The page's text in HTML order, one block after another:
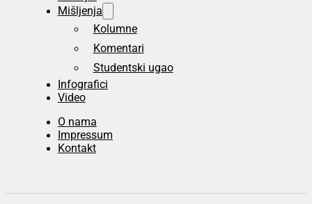
Mišljenja
Kolumne
Komentari
Studentski ugao
Infografici
Video
O nama
Impressum
Kontakt